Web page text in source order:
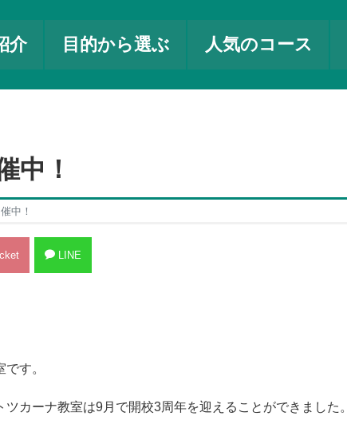
介 目的から選ぶ 人気のコース
中！
中！
LINE
す。
カーナ教室は9月で開校3周年を迎えることができました。